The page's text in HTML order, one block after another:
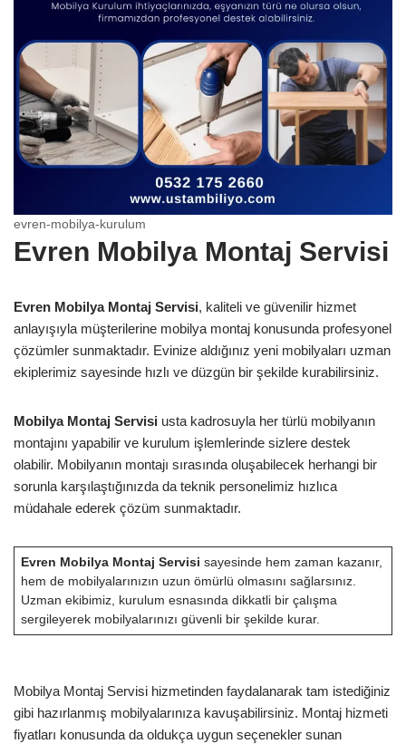
evren-mobilya-kurulum
Evren Mobilya Montaj Servisi
Evren Mobilya Montaj Servisi, kaliteli ve güvenilir hizmet
anlayışıyla müşterilerine mobilya montaj konusunda profesyonel
çözümler sunmaktadır. Evinize aldığınız yeni mobilyaları uzman
ekiplerimiz sayesinde hızlı ve düzgün bir şekilde kurabilirsiniz.
Mobilya Montaj Servisi usta kadrosuyla her türlü mobilyanın
montajını yapabilir ve kurulum işlemlerinde sizlere destek
olabilir. Mobilyanın montajı sırasında oluşabilecek herhangi bir
sorunla karşılaştığınızda da teknik personelimiz hızlıca
müdahale ederek çözüm sunmaktadır.
Evren Mobilya Montaj Servisi sayesinde hem zaman kazanır,
hem de mobilyalarınızın uzun ömürlü olmasını sağlarsınız.
Uzman ekibimiz, kurulum esnasında dikkatli bir çalışma
sergileyerek mobilyalarınızı güvenli bir şekilde kurar.
Mobilya Montaj Servisi hizmetinden faydalanarak tam istediğiniz
gibi hazırlanmış mobilyalarınıza kavuşabilirsiniz. Montaj hizmeti
fiyatları konusunda da oldukça uygun seçenekler sunan